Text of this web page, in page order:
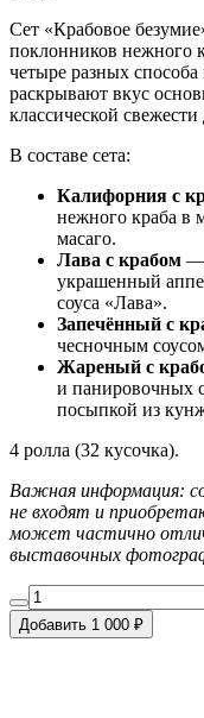
Сет «Крабовое
поклонников нежного
четыре разных
раскрывают вкус
классической
В составе сета:
Калифорния с
нежного краба в
масаго.
Лава с крабом —
украшенный
соуса «Лава».
Запечённый с
чесночным
Жареный с
и панировочных
посыпкой из
4 ролла (32 кусочка).
Важная информация:
не входят и
может частично
выставочных
Добавить 1 000 ₽